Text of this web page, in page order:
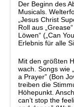
Der Beginn des
Musicals.
„Jesus Christ
Roll aus
Löwen“ („Can
Erlebnis für alle
Mit den größten
wach. Songs wie
a Prayer” (Bon
treiben die
Höhepunkt.
can’t stop the